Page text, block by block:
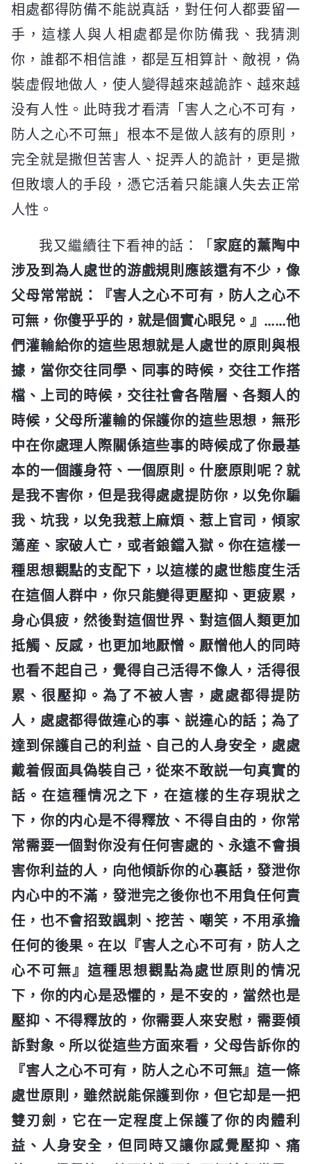
相處都得防備不能説真話，對任何人都要留一
手，這樣人與人相處都是你防備我、我猜測
你，誰都不相信誰，都是互相算計、敵視，偽
裝虚假地做人，使人變得越來越詭詐、越來越
没有人性。此時我才看清「害人之心不可有，
防人之心不可無」根本不是做人該有的原則，
完全就是撒但苦害人、捉弄人的詭計，更是撒
但敗壞人的手段，憑它活着只能讓人失去正常
人性。
我又繼續往下看神的話：「 家庭的薰陶中
涉及到為人處世的游戲規則應該還有不少，像
父母常常説：『害人之心不可有，防人之心不
可無，你傻乎乎的，就是個實心眼兒。』……他
們灌輸給你的這些思想就是人處世的原則與根
據，當你交往同學、同事的時候，交往工作搭
檔、上司的時候，交往社會各階層、各類人的
時候，父母所灌輸的保護你的這些思想，無形
中在你處理人際關係這些事的時候成了你最基
本的一個護身符、一個原則。什麽原則呢？就
是我不害你，但是我得處處提防你，以免你騙
我、坑我，以免我惹上麻煩、惹上官司，傾家
蕩産、家破人亡，或者鋃鐺入獄。你在這樣一
種思想觀點的支配下，以這樣的處世態度生活
在這個人群中，你只能變得更壓抑、更疲累，
身心俱疲，然後對這個世界、對這個人類更加
抵觸、反感，也更加地厭憎。厭憎他人的同時
也看不起自己，覺得自己活得不像人，活得很
累、很壓抑。為了不被人害，處處都得提防
人，處處都得做違心的事、説違心的話；為了
達到保護自己的利益、自己的人身安全，處處
戴着假面具偽裝自己，從來不敢説一句真實的
話。在這種情况之下，在這樣的生存現狀之
下，你的内心是不得釋放、不得自由的，你常
常需要一個對你没有任何害處的、永遠不會損
害你利益的人，向他傾訴你的心裏話，發泄你
内心中的不滿，發泄完之後你也不用負任何責
任，也不會招致諷刺、挖苦、嘲笑，不用承擔
任何的後果。在以『害人之心不可有，防人之
心不可無』這種思想觀點為處世原則的情况
下，你的内心是恐懼的，是不安的，當然也是
壓抑、不得釋放的，你需要人來安慰，需要傾
訴對象。所以從這些方面來看，父母告訴你的
『害人之心不可有，防人之心不可無』這一條
處世原則，雖然説能保護到你，但它却是一把
雙刃劍，它在一定程度上保護了你的肉體利
益、人身安全，但同時又讓你感覺壓抑、痛